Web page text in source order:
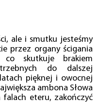
ale i smutku jesteśmy
przez organy ścigania
co skutkuje brakiem
do dalszej
pięknej i owocnej
ambona Słowa
eteru, zakończyć